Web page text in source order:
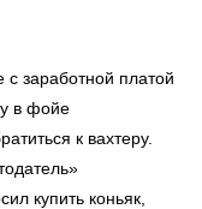
с заработной платой
в фойе
к вахтеру.
купить коньяк,